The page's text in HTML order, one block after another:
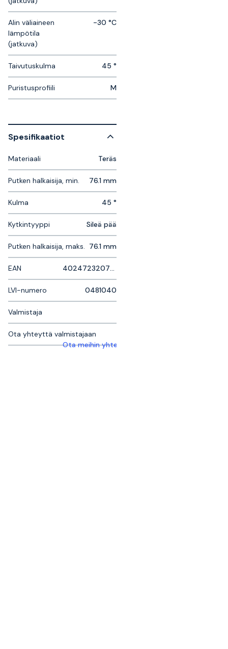
Alin väliaineen
lämpötila
(jatkuva)
-30 °C
Taivutuskulma 45 °
Puristusprofiili M
Spesifikaatiot
Materiaali Teräs
Putken halkaisija, min. 76.1 mm
Kulma 45 °
Kytkintyyppi Sileä pää
Putken halkaisija, maks. 76.1 mm
EAN 40247232070192
LVI-numero 0481040
Valmistaja
Ota yhteyttä valmistajaan
Ota meihin yhteyttä saadaksesi lisätietoja